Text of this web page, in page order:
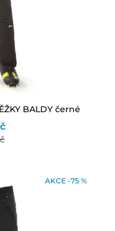
BALDY černé
AKCE -75 %